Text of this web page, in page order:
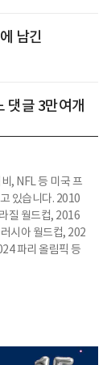
남긴
댓글 3만여개
, NFL 등 미국 프
있습니다. 2010
질 월드컵, 2016
시아 월드컵, 202
파리 올림픽 등